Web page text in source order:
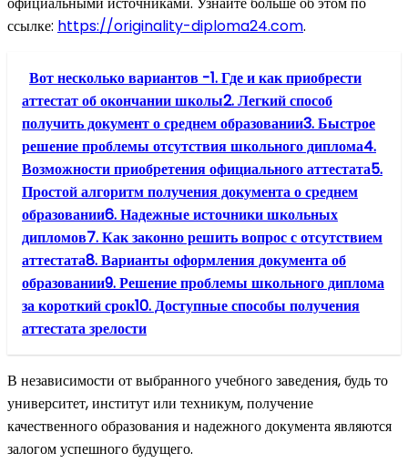
ссылке: https://originality-diploma24.com.
Вот несколько вариантов -1. Где и как приобрести
аттестат об окончании школы2. Легкий способ
получить документ о среднем образовании3. Быстрое
решение проблемы отсутствия школьного диплома4.
Возможности приобретения официального аттестата5.
Простой алгоритм получения документа о среднем
образовании6. Надежные источники школьных
дипломов7. Как законно решить вопрос с отсутствием
аттестата8. Варианты оформления документа об
образовании9. Решение проблемы школьного диплома
за короткий срок10. Доступные способы получения
аттестата зрелости
В независимости от выбранного учебного заведения, будь то
университет, институт или техникум, получение
качественного образования и надежного документа являются
залогом успешного будущего.